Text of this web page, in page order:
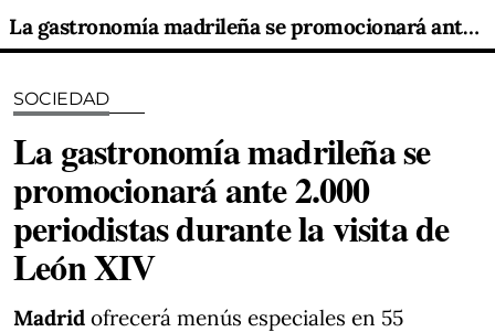
La gastronomía madrileña se promocionará ante 2.000 periodistas durante la visita de León XIV
SOCIEDAD
La gastronomía madrileña se
promocionará ante 2.000
periodistas durante la visita de
León XIV
Madrid ofrecerá menús especiales en 55